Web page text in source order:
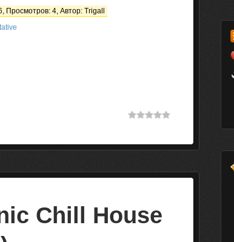
Просмотров: 4, Автор: Trigall
Chill House